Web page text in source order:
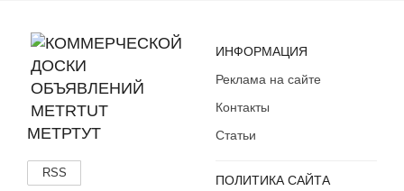
МЕТРТУТ
RSS
ИНФОРМАЦИЯ
Реклама на сайте
Контакты
Статьи
ПОЛИТИКА САЙТА